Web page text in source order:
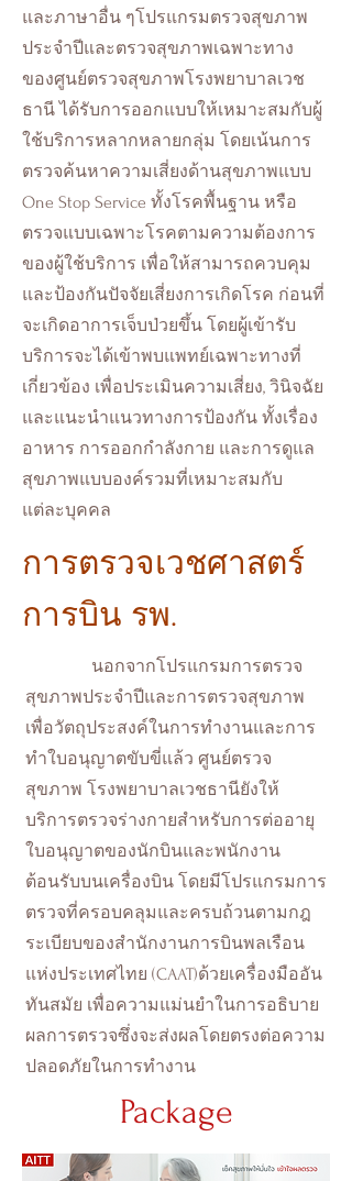
และภาษาอื่น ๆโปรแกรมตรวจสุขภาพ
ประจำปีและตรวจสุขภาพเฉพาะทาง
ของศูนย์ตรวจสุขภาพโรงพยาบาลเวช
ธานี ได้รับการออกแบบให้เหมาะสมกับผู้
ใช้บริการหลากหลายกลุ่ม โดยเน้นการ
ตรวจค้นหาความเสี่ยงด้านสุขภาพแบบ
One Stop Service ทั้งโรคพื้นฐาน หรือ
ตรวจแบบเฉพาะโรคตามความต้องการ
ของผู้ใช้บริการ เพื่อให้สามารถควบคุม
และป้องกันปัจจัยเสี่ยงการเกิดโรค ก่อนที่
จะเกิดอาการเจ็บป่วยขึ้น โดยผู้เข้ารับ
บริการจะได้เข้าพบแพทย์เฉพาะทางที่
เกี่ยวข้อง เพื่อประเมินความเสี่ยง, วินิจฉัย
และแนะนำแนวทางการป้องกัน ทั้งเรื่อง
อาหาร การออกกําลังกาย และการดูแล
สุขภาพแบบองค์รวมที่เหมาะสมกับ
แต่ละบุคคล
การตรวจเวชศาสตร์
การบิน รพ.
นอกจากโปรแกรมการตรวจ
สุขภาพประจำปีและการตรวจสุขภาพ
เพื่อวัตถุประสงค์ในการทำงานและการ
ทำใบอนุญาตขับขี่แล้ว ศูนย์ตรวจ
สุขภาพ โรงพยาบาลเวชธานียังให้
บริการตรวจร่างกายสำหรับการต่ออายุ
ใบอนุญาตของนักบินและพนักงาน
ต้อนรับบนเครื่องบิน โดยมีโปรแกรมการ
ตรวจที่ครอบคลุมและครบถ้วนตามกฎ
ระเบียบของสำนักงานการบินพลเรือน
แห่งประเทศไทย (CAAT)ด้วยเครื่องมืออัน
ทันสมัย เพื่อความแม่นยำในการอธิบาย
ผลการตรวจซึ่งจะส่งผลโดยตรงต่อความ
ปลอดภัยในการทำงาน
Package